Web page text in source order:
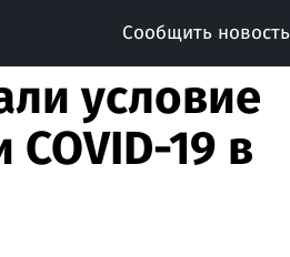
Сообщить новость
условие
19 в